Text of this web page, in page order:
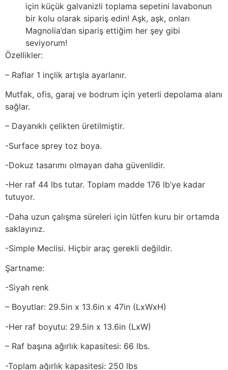
için küçük galvanizli toplama sepetini lavabonun
bir kolu olarak sipariş edin! Aşk, aşk, onları
Magnolia’dan sipariş ettiğim her şey gibi
seviyorum!
Özellikler:
– Raflar 1 inçlik artışla ayarlanır.
Mutfak, ofis, garaj ve bodrum için yeterli depolama alanı
sağlar.
– Dayanıklı çelikten üretilmiştir.
-Surface sprey toz boya.
-Dokuz tasarımı olmayan daha güvenlidir.
-Her raf 44 lbs tutar. Toplam madde 176 lb’ye kadar
tutuyor.
-Daha uzun çalışma süreleri için lütfen kuru bir ortamda
saklayınız.
-Simple Meclisi. Hiçbir araç gerekli değildir.
Şartname:
-Siyah renk
– Boyutlar: 29.5in x 13.6in x 47in (LxWxH)
-Her raf boyutu: 29.5in x 13.6in (LxW)
– Raf başına ağırlık kapasitesi: 66 lbs.
-Toplam ağırlık kapasitesi: 250 lbs